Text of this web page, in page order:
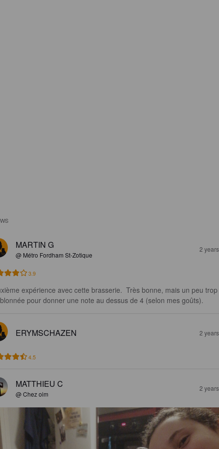
MARTIN G
@ Métro Fordham St-Zotique
2
3.9
expérience avec cette brasserie.  Très bonne, mais un peu trop
pour donner une note au dessus de 4 (selon mes goûts).
ERYMSCHAZEN 2
4.5
MATTHIEU C
@ Chez oim
2